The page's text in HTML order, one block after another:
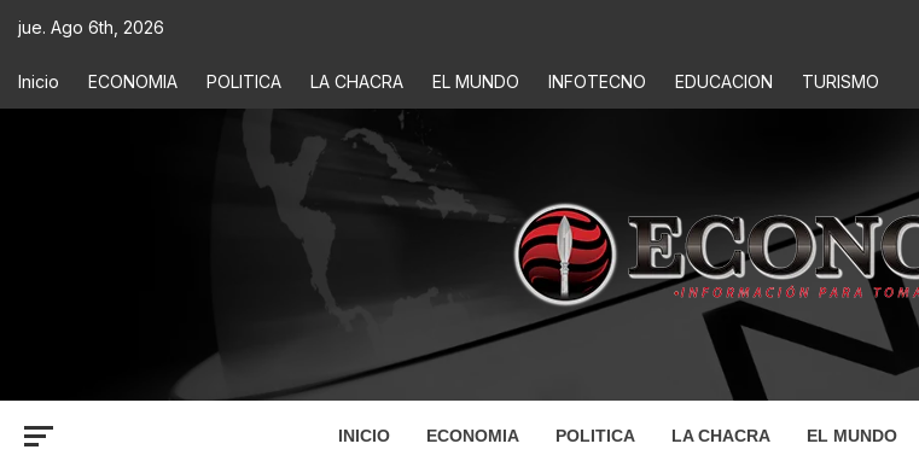
jue. Ago 6th, 2026
Inicio ECONOMIA POLITICA LA CHACRA EL MUNDO INFOTECNO EDUCACION TURISMO
ECONOMIS
INICIO ECONOMIA POLITICA LA CHACRA EL MUNDO